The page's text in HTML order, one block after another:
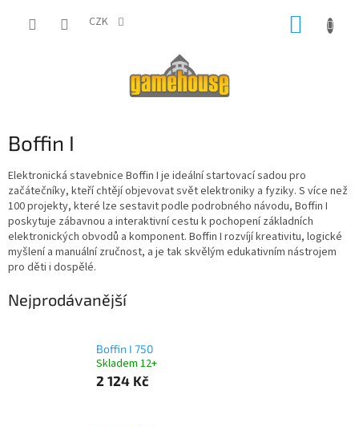
CZK
Boffin I
Elektronická stavebnice Boffin I je ideální startovací sadou pro
začátečníky, kteří chtějí objevovat svět elektroniky a fyziky. S více než
100 projekty, které lze sestavit podle podrobného návodu, Boffin I
poskytuje zábavnou a interaktivní cestu k pochopení základních
elektronických obvodů a komponent. Boffin I rozvíjí kreativitu, logické
myšlení a manuální zručnost, a je tak skvělým edukativním nástrojem
pro děti i dospělé.
Nejprodávanější
Boffin I 750
Skladem 12+
2 124 Kč